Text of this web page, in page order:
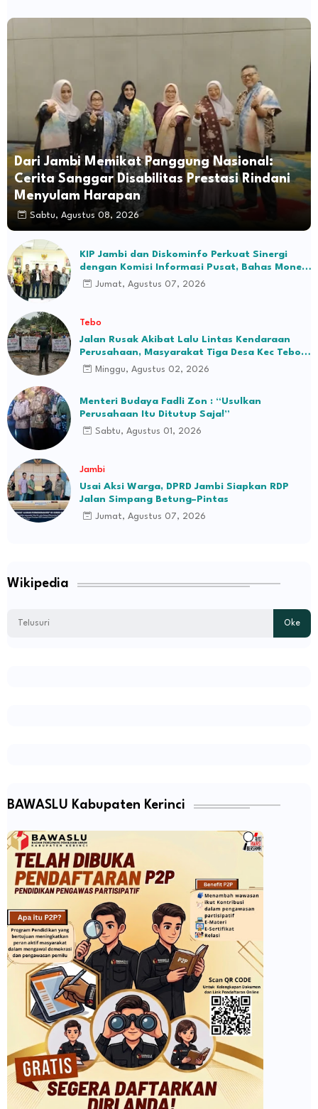
Dari Jambi Memikat Panggung Nasional:
Cerita Sanggar Disabilitas Prestasi Rindani
Menyulam Harapan
Sabtu, Agustus 08, 2026
KIP Jambi dan Diskominfo Perkuat Sinergi
dengan Komisi Informasi Pusat, Bahas Monev
hingga Seleksi Komisioner
Jumat, Agustus 07, 2026
Tebo
Jalan Rusak Akibat Lalu Lintas Kendaraan
Perusahaan, Masyarakat Tiga Desa Kec Tebo
Ilir Bakal Blokade Jalan
Minggu, Agustus 02, 2026
Menteri Budaya Fadli Zon : “Usulkan
Perusahaan Itu Ditutup Saja!”
Sabtu, Agustus 01, 2026
Jambi
Usai Aksi Warga, DPRD Jambi Siapkan RDP
Jalan Simpang Betung–Pintas
Jumat, Agustus 07, 2026
Wikipedia
BAWASLU Kabupaten Kerinci